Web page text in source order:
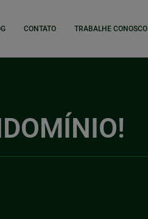
CONTATO TRABALHE CONOSCO